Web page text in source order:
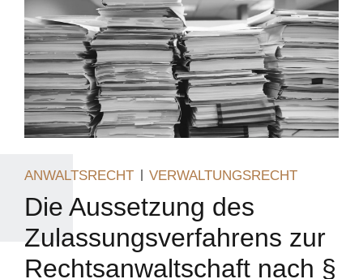
ANWALTSRECHT VERWALTUNGSRECHT
Die Aussetzung des
Zulassungsverfahrens zur
Rechtsanwaltschaft nach §